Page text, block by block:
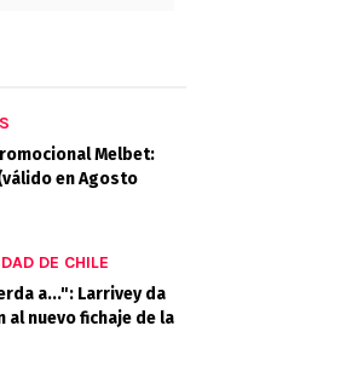
Melbet:
en Agosto
DE CHILE
a...": Larrivey da
al nuevo fichaje de la